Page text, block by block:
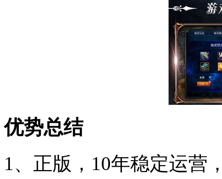
优势总结
1、正版，10年稳定运营